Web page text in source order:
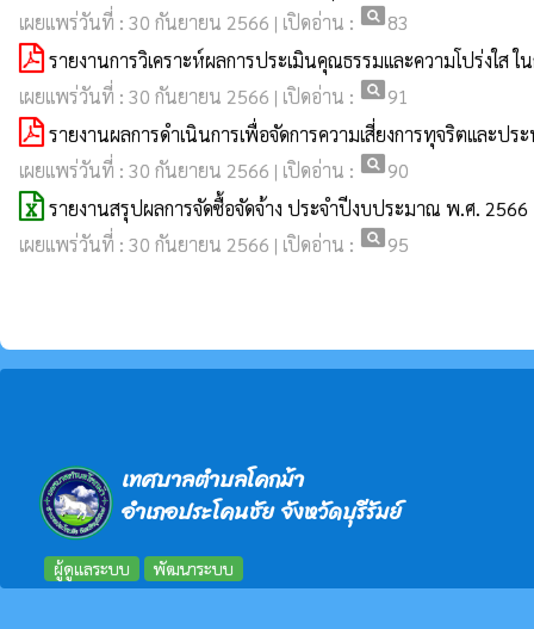
เผยแพร่วันที่ : 30 กันยายน 2566 | เปิดอ่าน : pageview83
รายงานการวิเคราะห์ผลการประเมินคุณธรรมและความโปร่งใ
เผยแพร่วันที่ : 30 กันยายน 2566 | เปิดอ่าน : pageview91
รายงานผลการดำเนินการเพื่อจัดการความเสี่ยงการทุจริตและป
เผยแพร่วันที่ : 30 กันยายน 2566 | เปิดอ่าน : pageview90
รายงานสรุปผลการจัดซื้อจัดจ้าง ประจำปีงบประมาณ พ.ศ. 2566
เผยแพร่วันที่ : 30 กันยายน 2566 | เปิดอ่าน : pageview95
เทศบาลตำบลโคกม้า
อำเภอประโคนชัย จังหวัดบุรีรัมย์
ผู้ดูแลระบบ พัฒนาระบบ